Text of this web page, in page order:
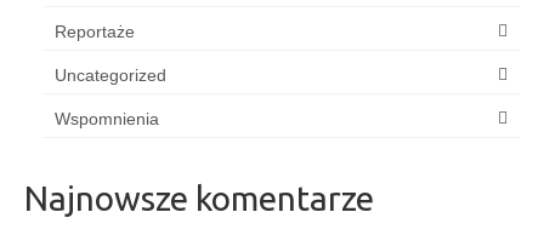
Reportaże
Uncategorized
Wspomnienia
Najnowsze komentarze